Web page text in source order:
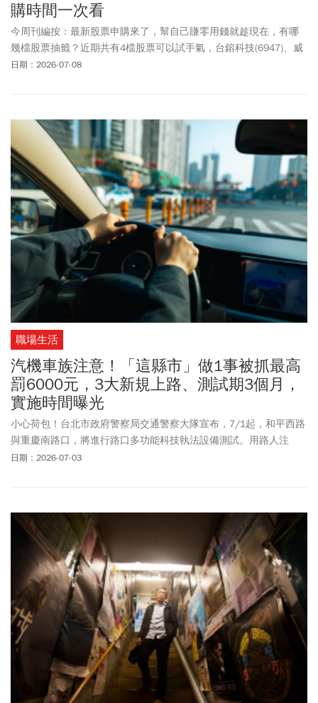
購時間一次看
今周刊編按：最新股票申購來了，幫自己賺零用錢就趁現在，有哪
幾檔股票抽籤？近期共有4檔股票可以試手氣，台鎔科技(6947)、威
潤(6465)、立凱-KY(5227)、鑫聯大投控(3709)。其中，價差最大的
先進製程持續擴產，特化品廢液回收需求也隨之擴大。至於威潤也
有1萬元價差，立凱-KY則有7800元，鑫聯大投控也可以小賺3300
元。
日期：2026-07-08
職場生活
汽機車族注意！「這縣市」做1事被抓最高
罰6000元，3大新規上路、測試期3個月，
實施時間曝光
小心荷包！台北市政府警察局交通警察大隊宣布，7/1起，和平西路
與重慶南路口，將進行路口多功能科技執法設備測試。用路人注
意，7/1至9/30為期三個月的宣導期不開單；10/1起將正式啟用取
日期：2026-07-03